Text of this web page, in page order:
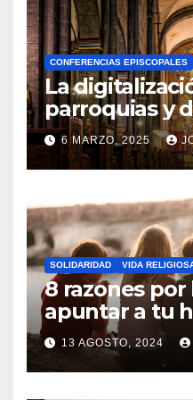
CONFERENCIAS EPISCOPALES
La
parroquias y
realidad ya
la Iglesia
6 MARZO, 2025
SOLIDARIDAD VIDA
8 razones por
apuntar a tu
Catequesis
13 AGOSTO, 2024